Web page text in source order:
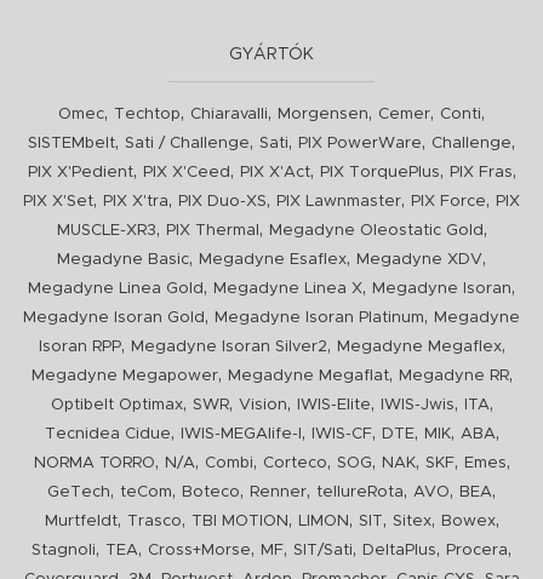
GYÁRTÓK
Omec, Techtop, Chiaravalli, Morgensen, Cemer, Conti,
SISTEMbelt, Sati / Challenge, Sati, PIX PowerWare, Challenge,
PIX X'Pedient, PIX X'Ceed , PIX X'Act, PIX TorquePlus, PIX Fras,
PIX X'Set, PIX X'tra, PIX Duo-XS, PIX Lawnmaster, PIX Force,
PIX
MUSCLE-XR3, PIX Thermal , Megadyne Oleostatic Gold ,
Megadyne Basic, Megadyne Esaflex, Megadyne XDV,
Megadyne Linea Gold , Megadyne Linea X, Megadyne Isoran,
Megadyne Isoran Gold , Megadyne Isoran Platinum,
Megadyne
Isoran RPP, Megadyne Isoran Silver2, Megadyne Megaflex,
Megadyne Megapower, Megadyne Megaflat, Megadyne RR,
Optibelt Optimax, SWR, Vision, IWIS-Elite, IWIS-Jwis, ITA,
Tecnidea Cidue, IWIS-MEGAlife-I , IWIS-CF, DTE, MIK, ABA,
NORMA TORRO, N/A, Combi, Corteco, SOG, NAK, SKF, Emes,
GeTech, teCom, Boteco, Renner, tellureRota, AVO, BEA,
Murtfeldt, Trasco, TBI MOTION , LIMON , SIT, Sitex, Bowex,
Stagnoli, TEA, Cross+Morse, MF, SIT/Sati, DeltaPlus, Procera,